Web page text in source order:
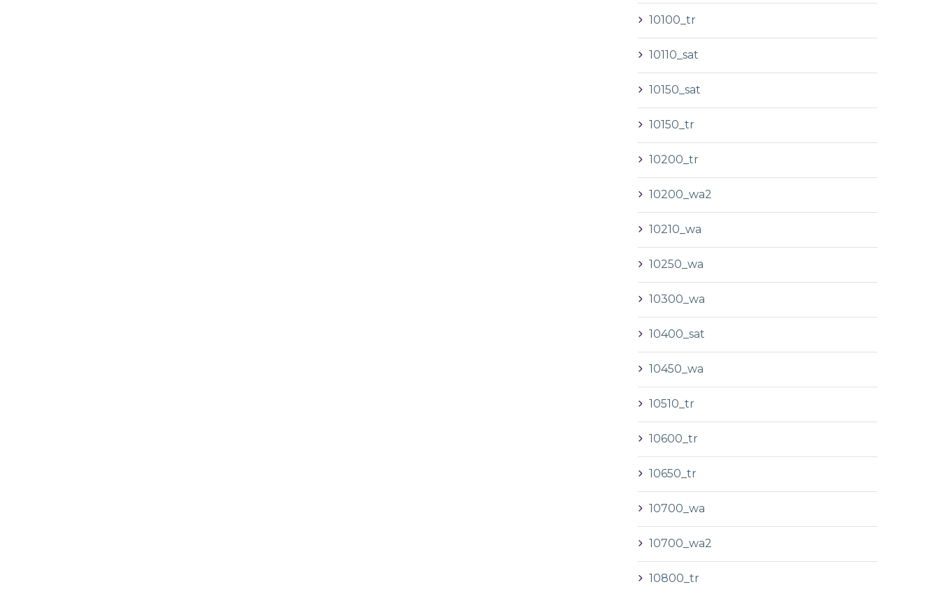
10100_tr
10110_sat
10150_sat
10150_tr
10200_tr
10200_wa2
10210_wa
10250_wa
10300_wa
10400_sat
10450_wa
10510_tr
10600_tr
10650_tr
10700_wa
10700_wa2
10800_tr